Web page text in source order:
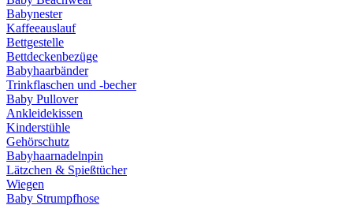
Babynester
Kaffeeauslauf
Bettgestelle
Bettdeckenbezüge
Babyhaarbänder
Trinkflaschen und -becher
Baby Pullover
Ankleidekissen
Kinderstühle
Gehörschutz
Babyhaarnadelnpin
Lätzchen & Spießtücher
Wiegen
Baby Strumpfhose